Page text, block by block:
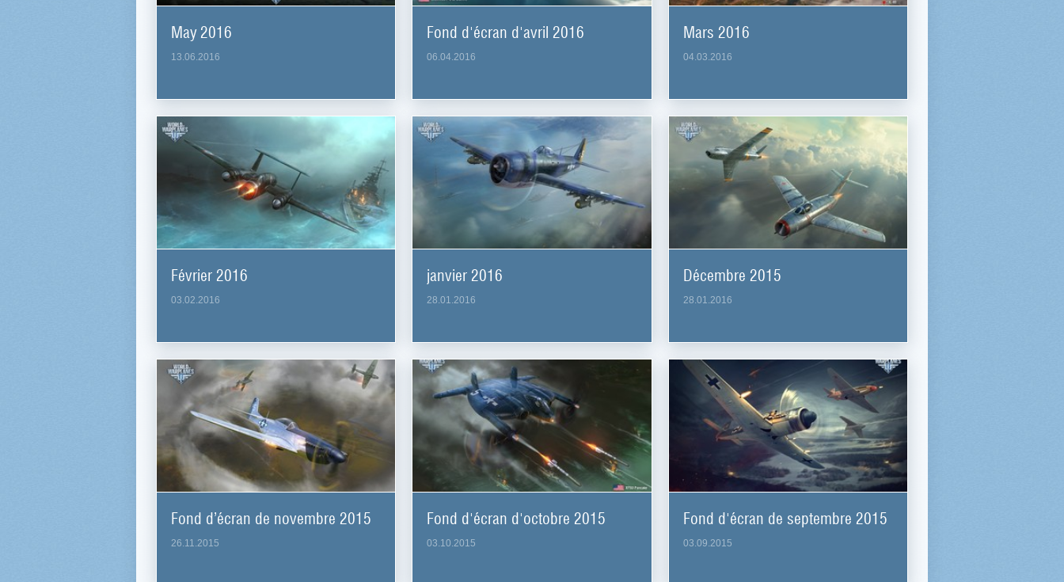
May 2016
13.06.2016
Fond d'écran d'avril 2016
06.04.2016
Mars 2016
04.03.2016
Février 2016
03.02.2016
janvier 2016
28.01.2016
Décembre 2015
28.01.2016
Fond d’écran de novembre 2015
26.11.2015
Fond d'écran d'octobre 2015
03.10.2015
Fond d'écran de septembre 2015
03.09.2015